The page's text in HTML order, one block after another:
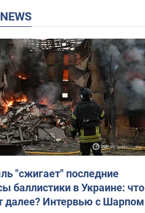
NEWS
"сжигает" последние
баллистики в Украине: что
далее? Интервью с Шарпом